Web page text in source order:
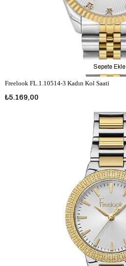
Freelook FL.1.10514-3 Kadın Kol Saati
₺5.169,00
Sepete Ekle